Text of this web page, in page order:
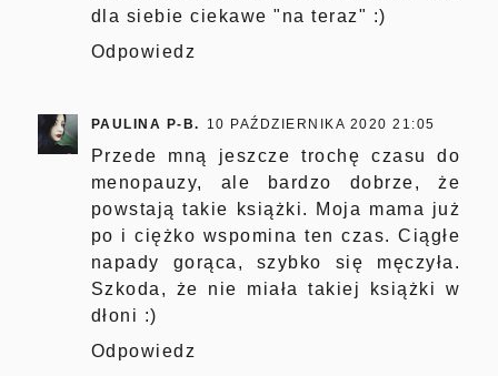
dla siebie ciekawe "na teraz" :)
Odpowiedz
PAULINA P-B. 10 PAŹDZIERNIKA 2020 21:05
Przede mną jeszcze trochę czasu do
menopauzy, ale bardzo dobrze, że
powstają takie książki. Moja mama już
po i ciężko wspomina ten czas. Ciągłe
napady gorąca, szybko się męczyła.
Szkoda, że nie miała takiej książki w
dłoni :)
Odpowiedz